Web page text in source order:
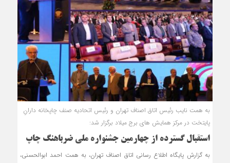
به همت نایب رئیس اتاق اصناف تهران و رئیس اتحادیه صنف چاپخانه دارانِ
پایتخت در مرکز همایش های برج میلاد برگزار شد:
استقبال گسترده از چهارمین جشنواره ملی ضرباهنگ چاپ
به گزارش پایگاه اطلاع رسانی اتاق اصناف تهران، به همت احمد ابوالحسنی،